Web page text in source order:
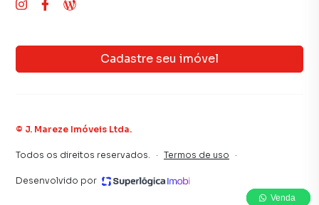
Cadastre seu imóvel
© J. Mareze Imóveis Ltda.
Todos os direitos reservados. · Termos de uso ·
Desenvolvido por
Venda
Venda
Venda